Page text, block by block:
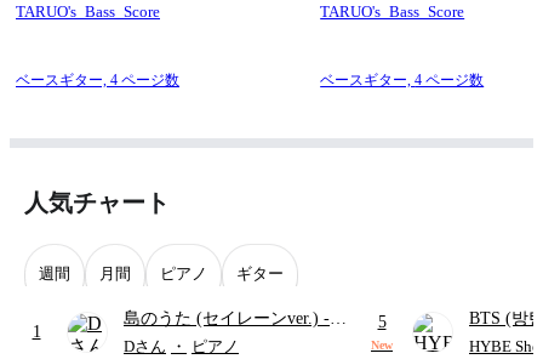
販売中です。
[KR]
My Hair is Bad의 앨범 「boys」 수록곡 「化粧」 베이스 악보
입니다.
TARUO's_Bass_Score
ベースギター, 4 ページ数
TARUO's_Bass_Score
ベースギター,4 ページ数
人気チャート
週間 月間 ピアノ ギター
1
島のうた (セイレーンver.) -
セイレーン(CV.鈴木みのり)
Dさん ・ ピアノ
5
New
BTS (방
HYBE